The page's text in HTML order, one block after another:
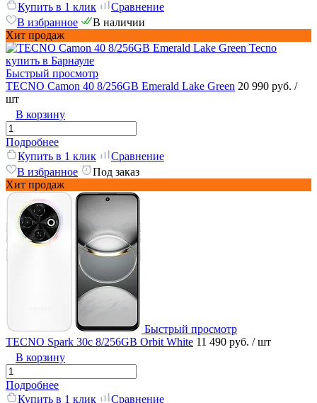
Купить в 1 клик
Сравнение
В избранное
В наличии
Хит продаж
Быстрый просмотр
TECNO Camon 40 8/256GB Emerald Lake Green 20 990 руб. /
шт
В корзину
Подробнее
Купить в 1 клик
Сравнение
В избранное
Под заказ
Хит продаж
Быстрый просмотр
TECNO Spark 30c 8/256GB Orbit White 11 490 руб. / шт
В корзину
Подробнее
Купить в 1 клик
Сравнение